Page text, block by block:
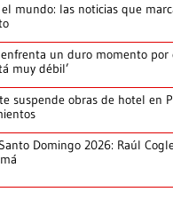
el mundo: las noticias que
un duro momento por
muy débil’
suspende obras de hotel en
Domingo 2026: Raúl